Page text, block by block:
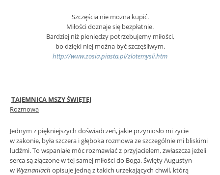
Szczęścia nie można kupić.
Miłości doznaje się bezpłatnie.
Bardziej niż pieniędzy potrzebujemy miłości,
bo dzięki niej można być szczęśliwym.
http://www.zosia.piasta.pl/zlotemysli.htm
TAJEMNICA MSZY ŚWIĘTEJ
Rozmowa
Jednym z piękniejszych doświadczeń, jakie przyniosło mi życie
w zakonie, była szczera i głęboka rozmowa ze szczególnie mi bliskimi
ludźmi. To wspaniałe móc rozmawiać z przyjacielem, zwłaszcza jeżeli
serca są złączone w tej samej miłości do Boga. Święty Augustyn
w Wyznaniach opisuje jedną z takich urzekających chwil, którą